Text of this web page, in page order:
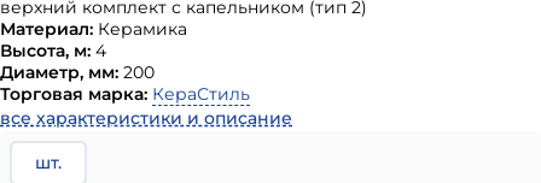
верхний комплект с капельником (тип 2)
Материал: Керамика
Высота, м: 4
Диаметр, мм: 200
Торговая марка: КераСтиль
все характеристики и описание
шт.